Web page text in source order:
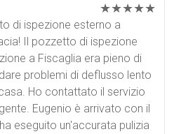
★★★★★
di ispezione esterno a
Il pozzetto di ispezione
a Fiscaglia era pieno di
problemi di deflusso lento
Ho contattato il servizio
Eugenio è arrivato con il
eseguito un'accurata pulizia